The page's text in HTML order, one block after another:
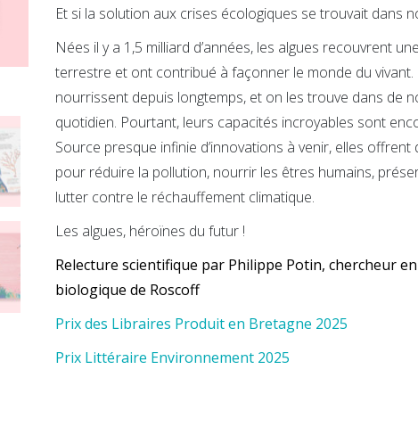
peuvent
sauver
le
monde
Et si la solution aux crises écologiques se trouvait dans
Nées il y a 1,5 milliard d’années, les algues recouvrent
terrestre et ont contribué à façonner le monde du vivant.
nourrissent depuis longtemps, et on les trouve dans de
quotidien. Pourtant, leurs capacités incroyables sont
Source presque infinie d’innovations à venir, elles
pour réduire la pollution, nourrir les êtres humains,
lutter contre le réchauffement climatique.
Les algues, héroïnes du futur !
Relecture scientifique par Philippe Potin, chercheur
biologique de Roscoff
Prix des Libraires Produit en Bretagne 2025
Prix Littéraire Environnement 2025